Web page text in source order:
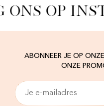
ONS OP
ABONNEER JE OP
ONZE